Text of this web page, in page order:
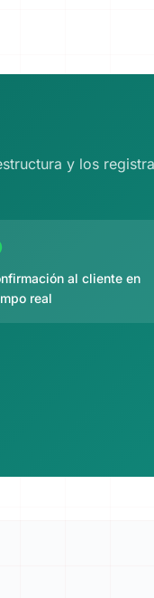
y los
al cliente en
real